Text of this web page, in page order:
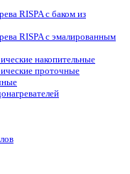
RISPA с баком из
RISPA с эмалированным
накопительные
проточные